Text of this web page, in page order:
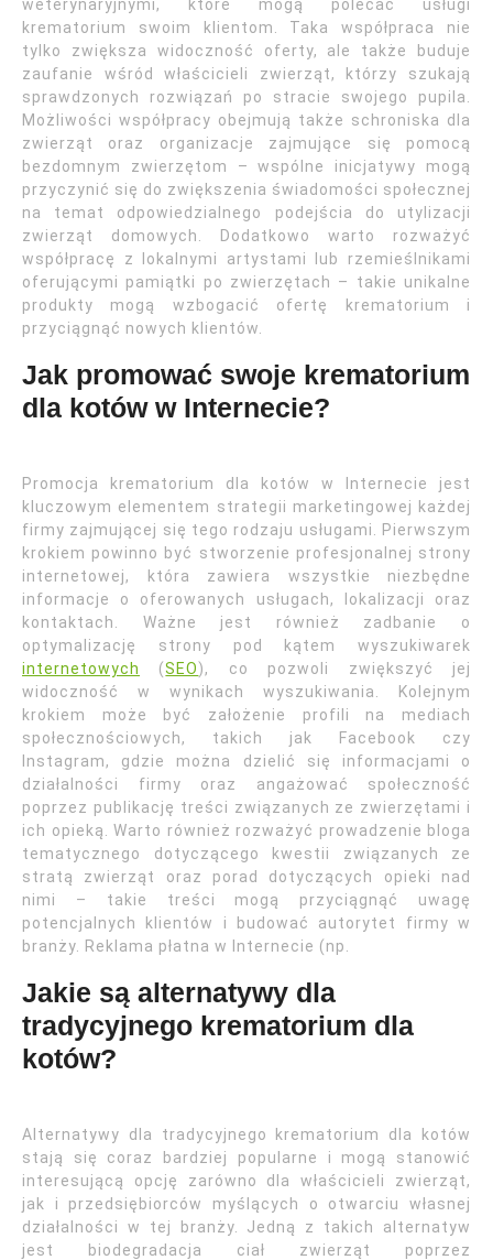
weterynaryjnymi, które mogą polecać usługi
krematorium swoim klientom. Taka współpraca nie
tylko zwiększa widoczność oferty, ale także buduje
zaufanie wśród właścicieli zwierząt, którzy szukają
sprawdzonych rozwiązań po stracie swojego pupila.
Możliwości współpracy obejmują także schroniska dla
zwierząt oraz organizacje zajmujące się pomocą
bezdomnym zwierzętom – wspólne inicjatywy mogą
przyczynić się do zwiększenia świadomości społecznej
na temat odpowiedzialnego podejścia do utylizacji
zwierząt domowych. Dodatkowo warto rozważyć
współpracę z lokalnymi artystami lub rzemieślnikami
oferującymi pamiątki po zwierzętach – takie unikalne
produkty mogą wzbogacić ofertę krematorium i
przyciągnąć nowych klientów.
Jak promować swoje krematorium
dla kotów w Internecie?
Promocja krematorium dla kotów w Internecie jest
kluczowym elementem strategii marketingowej każdej
firmy zajmującej się tego rodzaju usługami. Pierwszym
krokiem powinno być stworzenie profesjonalnej strony
internetowej, która zawiera wszystkie niezbędne
informacje o oferowanych usługach, lokalizacji oraz
kontaktach. Ważne jest również zadbanie o
optymalizację strony pod kątem wyszukiwarek
internetowych
(SEO), co pozwoli zwiększyć jej
widoczność w wynikach wyszukiwania. Kolejnym
krokiem może być założenie profili na mediach
społecznościowych, takich jak Facebook czy
Instagram, gdzie można dzielić się informacjami o
działalności firmy oraz angażować społeczność
poprzez publikację treści związanych ze zwierzętami i
ich opieką. Warto również rozważyć prowadzenie bloga
tematycznego dotyczącego kwestii związanych ze
stratą zwierząt oraz porad dotyczących opieki nad
nimi – takie treści mogą przyciągnąć uwagę
potencjalnych klientów i budować autorytet firmy w
branży. Reklama płatna w Internecie (np.
Jakie są alternatywy dla
tradycyjnego krematorium dla
kotów?
Alternatywy dla tradycyjnego krematorium dla kotów
stają się coraz bardziej popularne i mogą stanowić
interesującą opcję zarówno dla właścicieli zwierząt,
jak i przedsiębiorców myślących o otwarciu własnej
działalności w tej branży. Jedną z takich alternatyw
jest biodegradacja ciał zwierząt poprzez